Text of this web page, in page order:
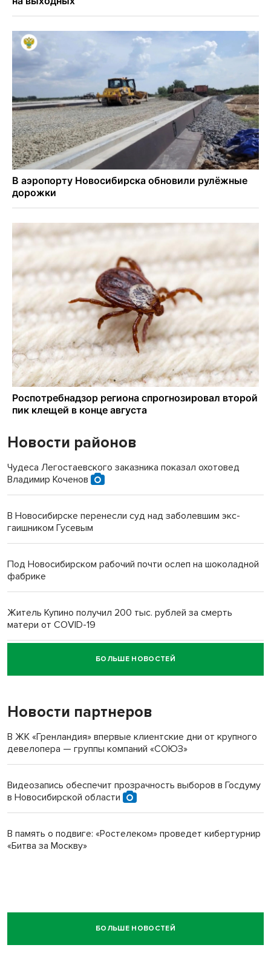
Новости районов
Чудеса Легостаевского заказника показал охотовед
Владимир Коченов
В Новосибирске перенесли суд над заболевшим экс-
гаишником Гусевым
Под Новосибирском рабочий почти ослеп на шоколадной
фабрике
Житель Купино получил 200 тыс. рублей за смерть
матери от COVID-19
Новосибирский суд наказал водителя за смерть
пенсионерки на вокзале
БОЛЬШЕ НОВОСТЕЙ
Новости партнеров
В ЖК «Гренландия» впервые клиентские дни от крупного
девелопера — группы компаний «СОЮЗ»
Видеозапись обеспечит прозрачность выборов в Госдуму
в Новосибирской области
В память о подвиге: «Ростелеком» проведет кибертурнир
«Битва за Москву»
БОЛЬШЕ НОВОСТЕЙ